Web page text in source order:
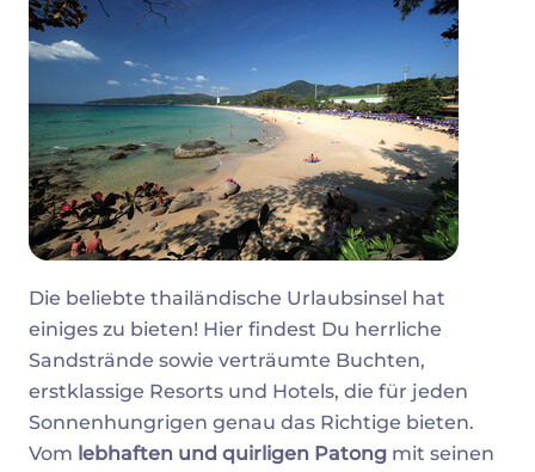
Die beliebte thailändische Urlaubsinsel hat
einiges zu bieten! Hier findest Du herrliche
Sandstrände sowie verträumte Buchten,
erstklassige Resorts und Hotels, die für jeden
Sonnenhungrigen genau das Richtige bieten.
Vom lebhaften und quirligen Patong mit seinen